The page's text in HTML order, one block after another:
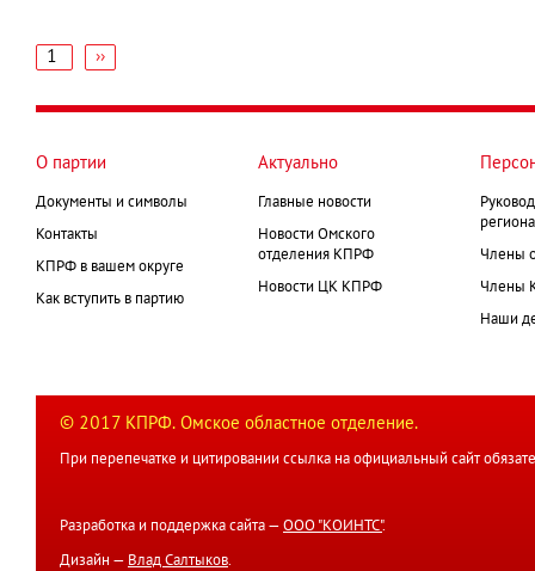
страниц
1
Следующая
››
О партии
Документы и символы
Контакты
КПРФ в вашем округе
Как вступить в партию
Актуально
Главные новости
Новости Омского
отделения КПРФ
Новости ЦК КПРФ
Члены
Члены
Наши
© 2017 КПРФ. Омское областное отделение.
При перепечатке и цитировании ссылка на официальный сайт
Разработка и поддержка сайта — ООО "КОИНТС".
Дизайн — Влад Салтыков.